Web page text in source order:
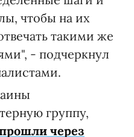
чтобы на их
такими же
- подчеркнул
группу,
через